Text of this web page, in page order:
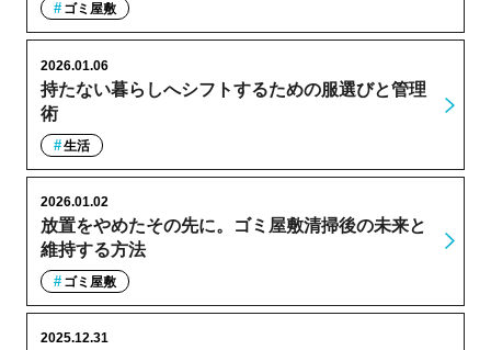
ゴミ屋敷
持たない暮らしへシフトするための服選びと管理
術
2026.01.06
生活
放置をやめたその先に。ゴミ屋敷清掃後の未来と
維持する方法
2026.01.02
ゴミ屋敷
2025.12.31